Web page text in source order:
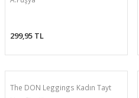
299,95 TL
The DON Leggings Kadın Tayt